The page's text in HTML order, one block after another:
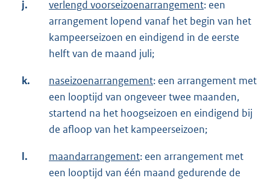
j. verlengd voorseizoenarrangement: een
arrangement lopend vanaf het begin van het
kampeerseizoen en eindigend in de eerste
helft van de maand juli;
k. naseizoenarrangement: een arrangement met
een looptijd van ongeveer twee maanden,
startend na het hoogseizoen en eindigend bij
de afloop van het kampeerseizoen;
l. maandarrangement: een arrangement met
een looptijd van één maand gedurende de